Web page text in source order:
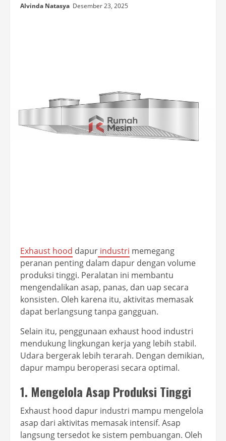
Alvinda Natasya Desember 23, 2025
Exhaust hood dapur industri memegang
peranan penting dalam dapur dengan volume
produksi tinggi. Peralatan ini membantu
mengendalikan asap, panas, dan uap secara
konsisten. Oleh karena itu, aktivitas memasak
dapat berlangsung tanpa gangguan.
Selain itu, penggunaan exhaust hood industri
mendukung lingkungan kerja yang lebih stabil.
Udara bergerak lebih terarah. Dengan demikian,
dapur mampu beroperasi secara optimal.
1. Mengelola Asap Produksi Tinggi
Exhaust hood dapur industri mampu mengelola
asap dari aktivitas memasak intensif. Asap
langsung tersedot ke sistem pembuangan. Oleh